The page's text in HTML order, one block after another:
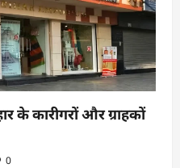
के कारीगरों और ग्राहकों
0